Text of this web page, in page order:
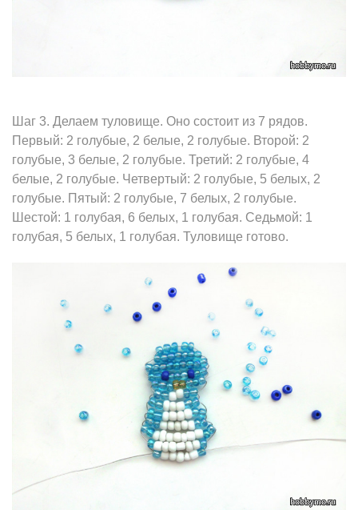
Шаг 3. Делаем туловище. Оно состоит из 7 рядов.
Первый: 2 голубые, 2 белые, 2 голубые. Второй: 2
голубые, 3 белые, 2 голубые. Третий: 2 голубые, 4
белые, 2 голубые. Четвертый: 2 голубые, 5 белых, 2
голубые. Пятый: 2 голубые, 7 белых, 2 голубые.
Шестой: 1 голубая, 6 белых, 1 голубая. Седьмой: 1
голубая, 5 белых, 1 голубая. Туловище готово.